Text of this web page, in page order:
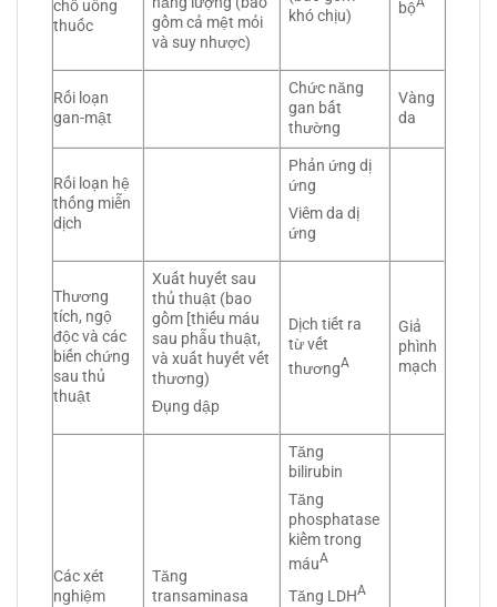
chỗ uống
thuốc
gồm cả mệt mỏi
và suy nhược)
khó chịu)
bộ
Rối loạn
gan-mật
Chức năng
gan bất
thường
Vàng
da
Rối loạn hệ
thống miễn
dịch
Phản ứng dị
ứng
Viêm da dị
ứng
Thương
tích, ngộ
độc và các
biến chứng
sau thủ
thuật
Xuất huyết sau
thủ thuật (bao
gồm [thiếu máu
sau phẫu thuật,
và xuất huyết vết
thương)
Đụng dập
Dịch tiết ra
từ vết
thươngA
Giả
phình
mạch
Các xét
nghiệm
Tăng
transaminasa
Tăng
bilirubin
Tăng
phosphatase
kiềm trong
máuA
Tăng LDHA